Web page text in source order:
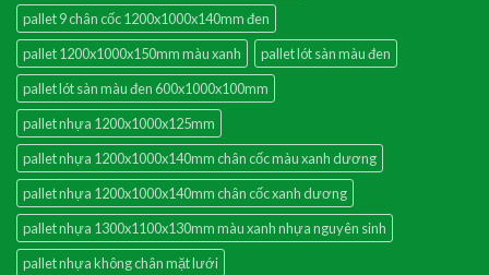
pallet 9 chân cốc 1200x1000x140mm đen
pallet 1200x1000x150mm màu xanh
pallet lót sàn màu đen
pallet lót sàn màu đen 600x1000x100mm
pallet nhựa 1200x1000x125mm
pallet nhựa 1200x1000x140mm chân cốc màu xanh dương
pallet nhựa 1200x1000x140mm chân cốc xanh dương
pallet nhựa 1300x1100x130mm màu xanh nhựa nguyên sinh
pallet nhựa không chân mặt lưới